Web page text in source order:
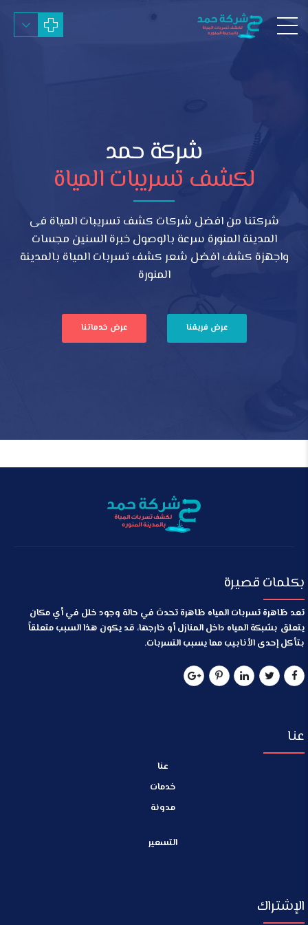
شركة حمد
لكشف تسريبات المياة
شركتنا من افضل شركات كشف تسريبات المياة فى
المدينة المنورة سرعة بالوصول خبرة السنين مجسات
واجهزة كشف افضل شعر كشف تسربات المياة بالمدينة
المنورة
عرض فريقنا عرض خدماتنا
بكلمات قصيرة
تعد ظاهرة تسربات المياه ظاهرة تحدث في حالة وجود خلل في أي مكان
يتعلق بشبكة المياه داخل المنازل أو خارجها، قد يكون هذا السبب متعلقاً
بتأكل إحدى الأنابيب مما يسبب التسربات.
عنا
عنا
خدمات
مدونة
التسعير
الإشتراك